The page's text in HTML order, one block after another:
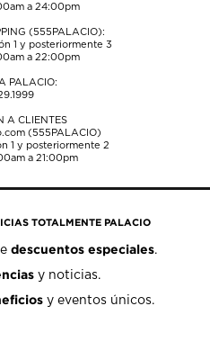
a 24:00pm
(555PALACIO):
1 y posteriormente 3
a 22:00pm
PALACIO:
A CLIENTES
(555PALACIO)
1 y posteriormente 2
a 21:00pm
TOTALMENTE PALACIO
descuentos especiales.
y noticias.
y eventos únicos.